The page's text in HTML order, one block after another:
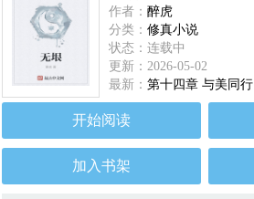
作者：醉虎
分类：修真小说
状态：连载中
更新：2026-05-02
最新：第十四章 与美同行
开始阅读
加入书架